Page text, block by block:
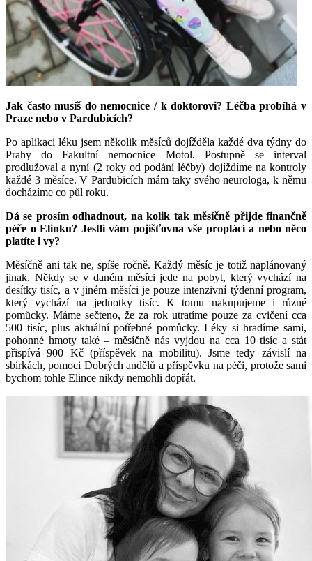
Jak často musíš do nemocnice / k doktorovi? Léčba probíhá v
Praze nebo v Pardubicích?
Po aplikaci léku jsem několik měsíců dojížděla každé dva týdny do
Prahy do Fakultní nemocnice Motol. Postupně se interval
prodlužoval a nyní (2 roky od podání léčby) dojíždíme na kontroly
každé 3 měsíce. V Pardubicích mám taky svého neurologa, k němu
docházíme co půl roku.
Dá se prosím odhadnout, na kolik tak měsíčně přijde finančně
péče o Elinku? Jestli vám pojišťovna vše proplácí a nebo něco
platíte i vy?
Měsíčně ani tak ne, spíše ročně. Každý měsíc je totiž naplánovaný
jinak. Někdy se v daném měsíci jede na pobyt, který vychází na
desítky tisíc, a v jiném měsíci je pouze intenzivní týdenní program,
který vychází na jednotky tisíc. K tomu nakupujeme i různé
pomůcky. Máme sečteno, že za rok utratíme pouze za cvičení cca
500 tisíc, plus aktuální potřebné pomůcky. Léky si hradíme sami,
pohonné hmoty také – měsíčně nás vyjdou na cca 10 tisíc a stát
přispívá 900 Kč (příspěvek na mobilitu). Jsme tedy závislí na
sbírkách, pomoci Dobrých andělů a příspěvku na péči, protože sami
bychom tohle Elince nikdy nemohli dopřát.